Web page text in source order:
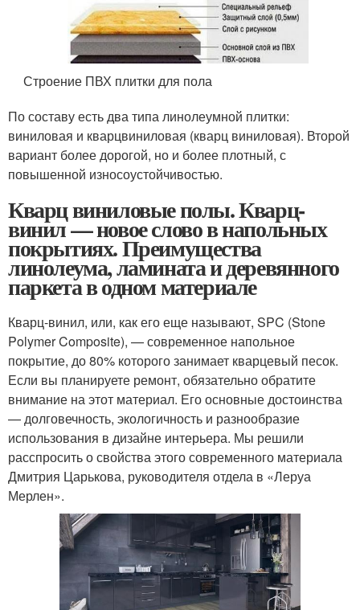
Строение ПВХ плитки для пола
По составу есть два типа линолеумной плитки:
виниловая и кварцвиниловая (кварц виниловая). Второй
вариант более дорогой, но и более плотный, с
повышенной износоустойчивостью.
Кварц виниловые полы. Кварц-
винил — новое слово в напольных
покрытиях. Преимущества
линолеума, ламината и деревянного
паркета в одном материале
Кварц-винил, или, как его еще называют, SPC (Stone
Polymer Composite), — современное напольное
покрытие, до 80% которого занимает кварцевый песок.
Если вы планируете ремонт, обязательно обратите
внимание на этот материал. Его основные достоинства
— долговечность, экологичность и разнообразие
использования в дизайне интерьера. Мы решили
расспросить о свойства этого современного материала
Дмитрия Царькова, руководителя отдела в «Леруа
Мерлен».